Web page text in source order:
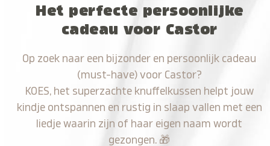
Het perfecte persoonlijke
cadeau voor Castor
Op zoek naar een bijzonder en persoonlijk cadeau
(must-have) voor Castor?
KOES, het superzachte knuffelkussen helpt jouw
kindje ontspannen en rustig in slaap vallen met een
liedje waarin zijn of haar eigen naam wordt
gezongen. 🎁